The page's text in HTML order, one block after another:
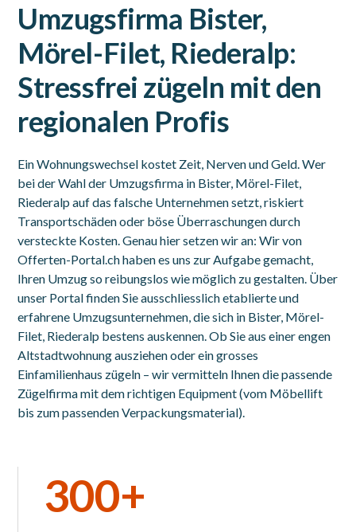
Umzugsfirma Bister,
Mörel-Filet, Riederalp:
Stressfrei zügeln mit den
regionalen Profis
Ein Wohnungswechsel kostet Zeit, Nerven und Geld. Wer
bei der Wahl der Umzugsfirma in Bister, Mörel-Filet,
Riederalp auf das falsche Unternehmen setzt, riskiert
Transportschäden oder böse Überraschungen durch
versteckte Kosten. Genau hier setzen wir an: Wir von
Offerten-Portal.ch haben es uns zur Aufgabe gemacht,
Ihren Umzug so reibungslos wie möglich zu gestalten. Über
unser Portal finden Sie ausschliesslich etablierte und
erfahrene Umzugsunternehmen, die sich in Bister, Mörel-
Filet, Riederalp bestens auskennen. Ob Sie aus einer engen
Altstadtwohnung ausziehen oder ein grosses
Einfamilienhaus zügeln – wir vermitteln Ihnen die passende
Zügelfirma mit dem richtigen Equipment (vom Möbellift
bis zum passenden Verpackungsmaterial).
300+